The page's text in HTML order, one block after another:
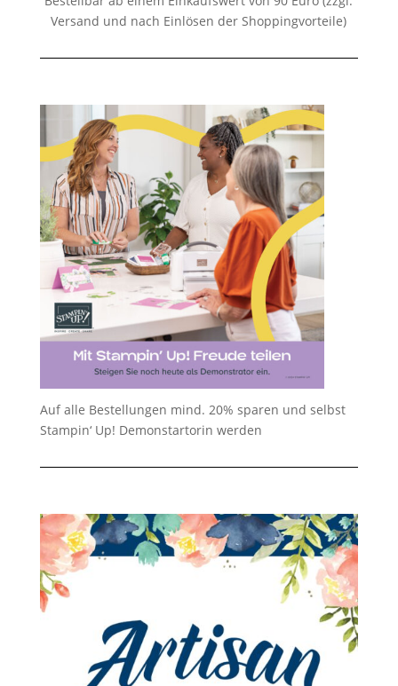
Versand und nach Einlösen der Shoppingvorteile)
Auf alle Bestellungen mind. 20% sparen und selbst
Stampin‘ Up! Demonstartorin werden